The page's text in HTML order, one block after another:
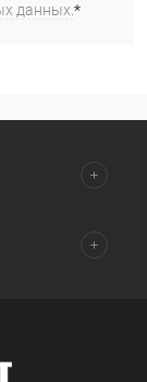
данных.*